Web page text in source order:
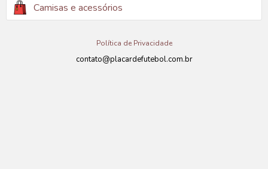
Camisas e acessórios
Política de Privacidade
contato@placardefutebol.com.br